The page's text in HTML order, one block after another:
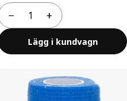
−
Antal +
Lägg i kundvagn